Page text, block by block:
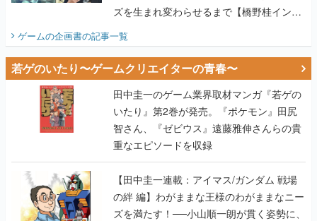
ズを生まれ変わらせるまで【橋野桂インタ
ゲームの企画書の記事一覧
若ゲのいたり〜ゲームクリエイターの青春〜
田中圭一のゲーム業界取材マンガ『若ゲの
いたり』第2巻が発売。『ポケモン』田尻
智さん、『ゼビウス』遠藤雅伸さんらの貴
重なエピソードを収録
【田中圭一連載：アイマス/ガンダム 戦場
の絆 編】わがままな王様のわがままなニー
ズを満たす！──小山順一朗が貫く姿勢に、